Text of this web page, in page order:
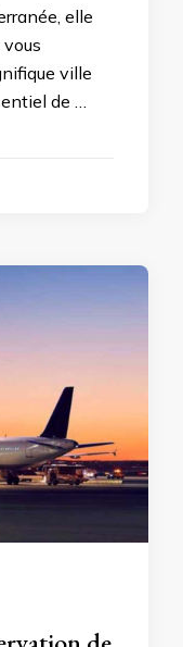
elle
ville
de …